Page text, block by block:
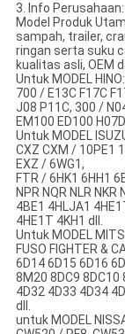
3. Info Perusahaan:
Model Produk
sampah, trailer,
ringan serta suku
kualitas asli, OEM
Untuk MODEL HINO:
700 / E13C F17C
J08 P11C, 300 /
EM100 ED100
Untuk MODEL
CXZ CXM / 10PE1
EXZ / 6WG1,
FTR / 6HK1 6HH1
NPR NQR NLR
4BE1 4HLJA1
4HE1T 4KH1 dll.
Untuk MODEL
FUSO FIGHTER &
6D14 6D15 6D16
8M20 8DC9 8DC10
4D32 4D33 4D34
dll.
untuk MODEL